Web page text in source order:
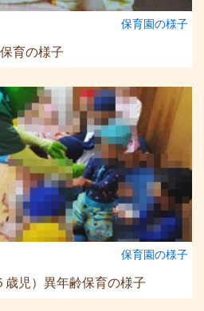
保育園の様⼦
育の様子
保育園の様⼦
児）異年齢保育の様子